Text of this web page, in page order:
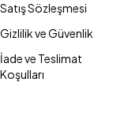
Satış Sözleşmesi
Gizlilik ve Güvenlik
İade ve Teslimat
Koşulları